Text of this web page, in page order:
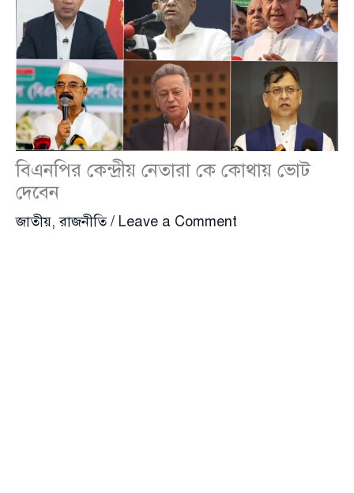
বিএনপির কেন্দ্রীয় নেতারা কে কোথায় ভোট
দেবেন
জাতীয়,রাজনীতি/ Leave a Comment